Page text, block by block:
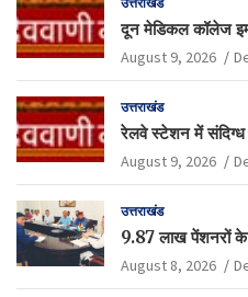
दून मेडिकल कॉलेज
August 9, 2026
उत्तराखंड
रेलवे स्टेशन में संदिग्ध
August 9, 2026
उत्तराखंड
9.87 लाख पेंशनरों के
August 8, 2026